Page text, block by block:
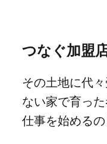
つなぐ​加盟
その​土地に​代
ない家で​育っ
仕事を​始める